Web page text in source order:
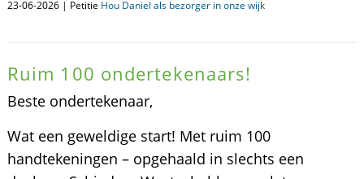
23-06-2026 | Petitie Hou Daniel als bezorger in onze wijk
Ruim 100 ondertekenaars!
Beste ondertekenaar,
Wat een geweldige start! Met ruim 100
handtekeningen – opgehaald in slechts een